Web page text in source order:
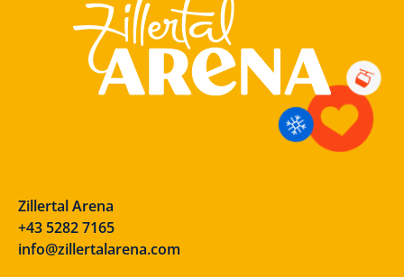
Zillertal Arena
+43 5282 7165
info@zillertalarena.com